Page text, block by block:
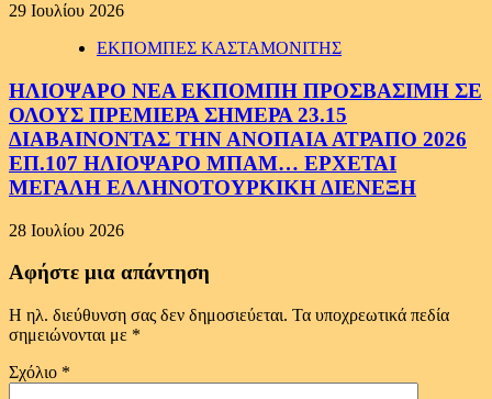
29 Ιουλίου 2026
ΕΚΠΟΜΠΕΣ ΚΑΣΤΑΜΟΝΙΤΗΣ
ΗΛΙΟΨΑΡΟ ΝΕΑ ΕΚΠΟΜΠΗ ΠΡΟΣΒΑΣΙΜΗ ΣΕ
ΟΛΟΥΣ ΠΡΕΜΙΕΡΑ ΣΗΜΕΡΑ 23.15
ΔΙΑΒΑΙΝΟΝΤΑΣ ΤΗΝ ΑΝΟΠΑΙΑ ΑΤΡΑΠΟ 2026
ΕΠ.107 ΗΛΙΟΨΑΡΟ ΜΠΑΜ… ΕΡΧΕΤΑΙ
ΜΕΓΑΛΗ ΕΛΛΗΝΟΤΟΥΡΚΙΚΗ ΔΙΕΝΕΞΗ
28 Ιουλίου 2026
Αφήστε μια απάντηση
Η ηλ. διεύθυνση σας δεν δημοσιεύεται. Τα υποχρεωτικά πεδία
σημειώνονται με *
Σχόλιο *